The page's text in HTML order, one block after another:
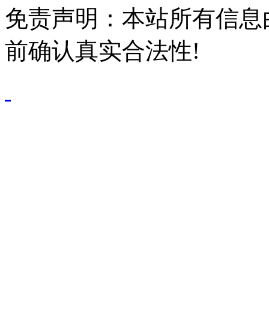
免责声明：本站所有信
前确认真实合法性!